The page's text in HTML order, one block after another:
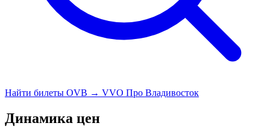
Найти билеты OVB → VVO Про Владивосток
Динамика цен